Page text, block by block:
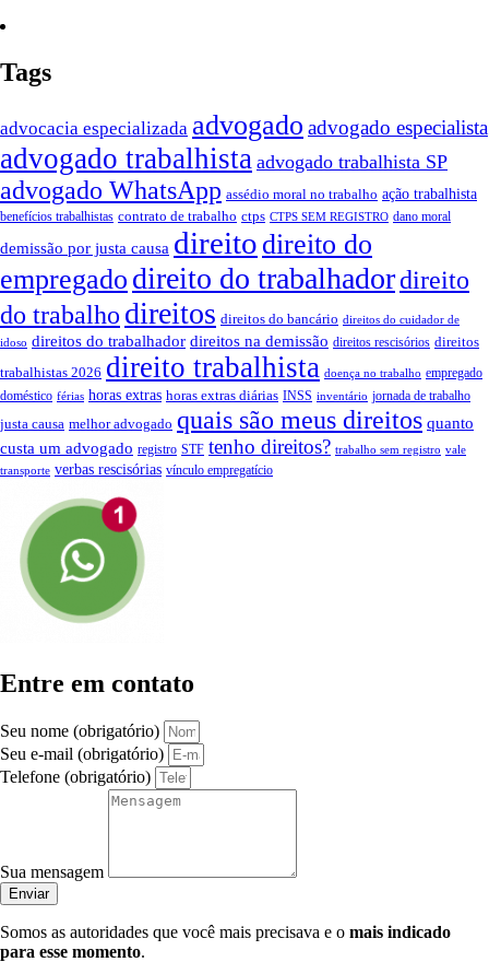
Tags
advocacia especializada advogado advogado especialista
advogado trabalhista advogado trabalhista SP
advogado WhatsApp assédio moral no trabalho ação trabalhista
benefícios trabalhistas contrato de trabalho ctps CTPS SEM REGISTRO dano moral
demissão por justa causa direito direito do
empregado direito do trabalhadordireito
do trabalho direitos direitos do bancário direitos do cuidador de
idoso direitos do trabalhador direitos na demissão direitos rescisórios direitos
trabalhistas 2026 direito trabalhista doença no trabalho empregado
doméstico férias horas extras horas extras diárias INSS inventário jornada de trabalho
justa causa melhor advogado quais são meus direitos quanto
custa um advogado registro STF tenho direitos? trabalho sem registro vale
transporte verbas rescisórias vínculo empregatício
Entre em contato
Seu nome (obrigatório)
Seu e-mail (obrigatório)
Telefone (obrigatório)
Sua mensagem
Enviar
Somos as autoridades que você mais precisava e o mais indicado
para esse momento.